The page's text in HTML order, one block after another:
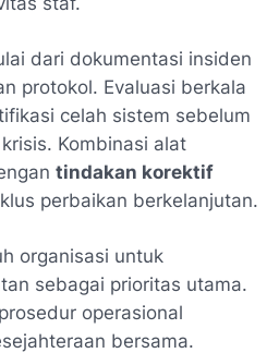
dari dokumentasi insiden
protokol. Evaluasi berkala
celah sistem sebelum
Kombinasi alat
tindakan korektif
perbaikan berkelanjutan.
organisasi untuk
sebagai prioritas utama.
operasional
bersama.